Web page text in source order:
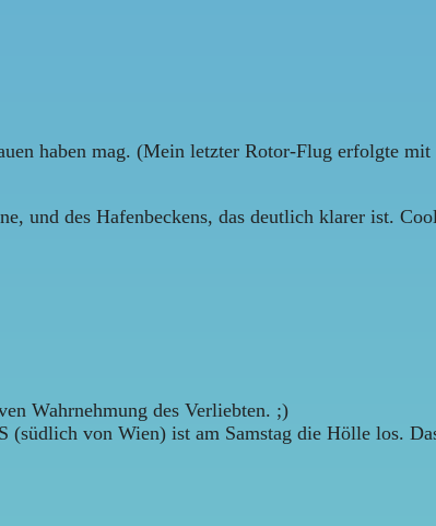
haben mag. (Mein letzter Rotor-Flug erfolgte mit
und des Hafenbeckens, das deutlich klarer ist.
Wahrnehmung des Verliebten. ;)
von Wien) ist am Samstag die Hölle los.